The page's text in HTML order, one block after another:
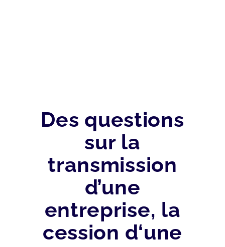
Des questions
sur la
transmission
d’une
entreprise, la
cession d‘une